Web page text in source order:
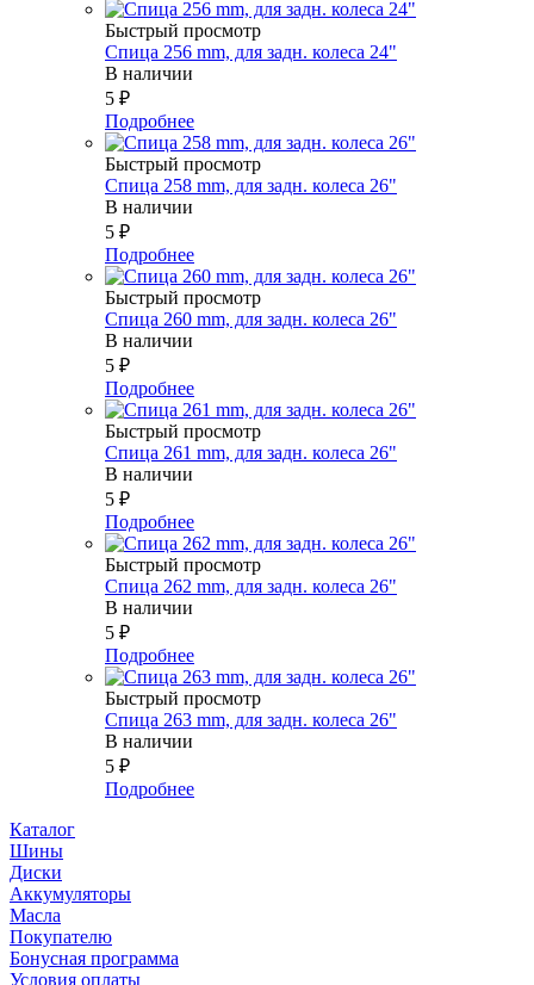
Быстрый просмотр
Спица 256 mm, для задн. колеса 24"
В наличии
5 ₽
Подробнее
Быстрый просмотр
Спица 258 mm, для задн. колеса 26"
В наличии
5 ₽
Подробнее
Быстрый просмотр
Спица 260 mm, для задн. колеса 26"
В наличии
5 ₽
Подробнее
Быстрый просмотр
Спица 261 mm, для задн. колеса 26"
В наличии
5 ₽
Подробнее
Быстрый просмотр
Спица 262 mm, для задн. колеса 26"
В наличии
5 ₽
Подробнее
Быстрый просмотр
Спица 263 mm, для задн. колеса 26"
В наличии
5 ₽
Подробнее
Каталог
Шины
Диски
Аккумуляторы
Масла
Покупателю
Бонусная программа
Условия оплаты